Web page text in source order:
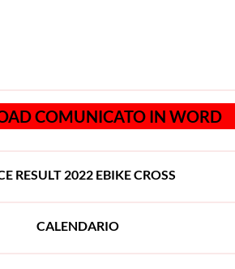
COMUNICATO IN WORD
RESULT 2022 EBIKE CROSS
CALENDARIO